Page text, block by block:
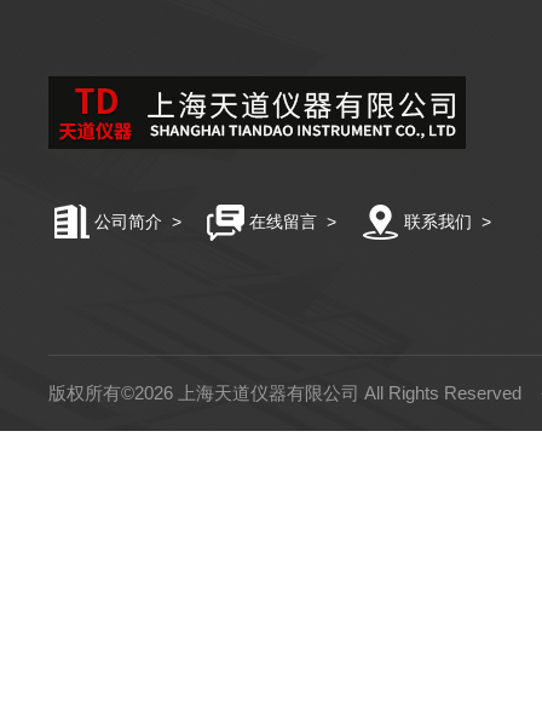
公司简介 > 在线留言 > 联系我们 >
版权所有©2026 上海天道仪器有限公司 All Rights Reserved